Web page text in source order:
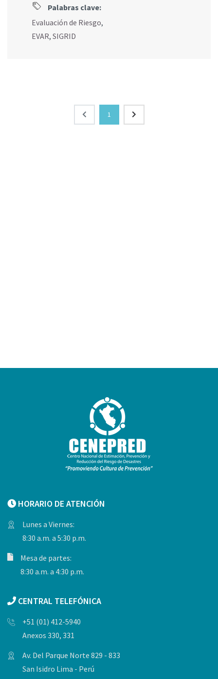
Palabras clave:
Evaluación de Riesgo,
EVAR, SIGRID
1
HORARIO DE ATENCIÓN
Lunes a Viernes:
8:30 a.m. a 5:30 p.m.
Mesa de partes:
8:30 a.m. a 4:30 p.m.
CENTRAL TELEFÓNICA
+51 (01) 412-5940
Anexos 330, 331
Av. Del Parque Norte 829 - 833
San Isidro Lima - Perú